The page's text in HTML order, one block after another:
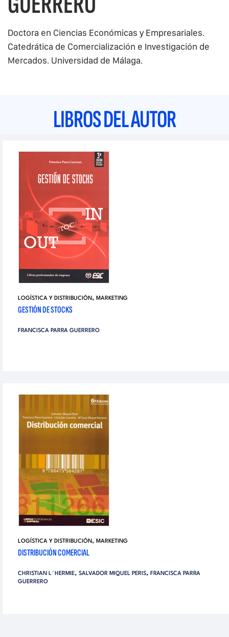
Doctora en Ciencias Económicas y Empresariales.
Catedrática de Comercialización e Investigación de
Mercados. Universidad de Málaga.
LIBROS DEL AUTOR
LOGÍSTICA Y DISTRIBUCIÓN, MARKETING
GESTIÓN DE STOCKS
FRANCISCA PARRA GUERRERO
LOGÍSTICA Y DISTRIBUCIÓN, MARKETING
DISTRIBUCIÓN COMERCIAL
CHRISTIAN L´HERMIE, SALVADOR MIQUEL PERIS, FRANCISCA PARRA
GUERRERO